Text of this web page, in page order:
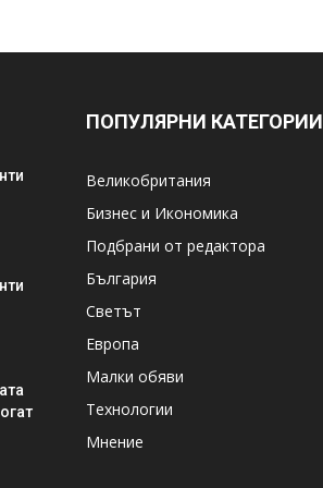
ПОПУЛЯРНИ КАТЕГОРИИ
Великобритания
Бизнес и Икономика
Подбрани от редактора
България
Светът
Европа
Малки обяви
Технологии
Мнение